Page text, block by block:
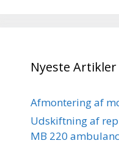
Nyeste Artikler
Afmontering af
Udskiftning af
MB 220